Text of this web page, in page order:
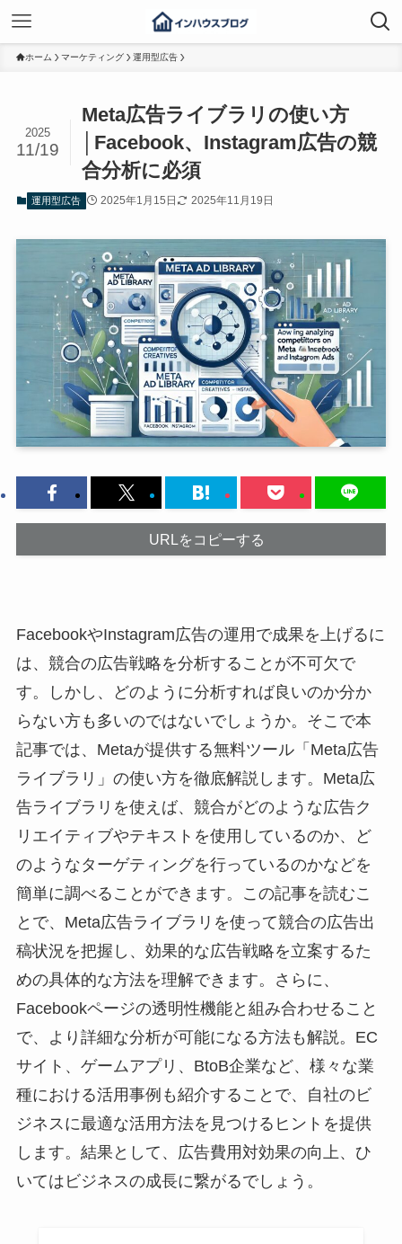
ホーム マーケティング 運用型広告
Meta広告ライブラリの使い方
│Facebook、Instagram広告の競
合分析に必須
2025
11/19
運用型広告 2025年1月15日 2025年11月19日
URLをコピーする
FacebookやInstagram広告の運用で成果を上げるに
は、競合の広告戦略を分析することが不可欠で
す。しかし、どのように分析すれば良いのか分か
らない方も多いのではないでしょうか。そこで本
記事では、Metaが提供する無料ツール「Meta広告
ライブラリ」の使い方を徹底解説します。Meta広
告ライブラリを使えば、競合がどのような広告ク
リエイティブやテキストを使用しているのか、ど
のようなターゲティングを行っているのかなどを
簡単に調べることができます。この記事を読むこ
とで、Meta広告ライブラリを使って競合の広告出
稿状況を把握し、効果的な広告戦略を立案するた
めの具体的な方法を理解できます。さらに、
Facebookページの透明性機能と組み合わせること
で、より詳細な分析が可能になる方法も解説。EC
サイト、ゲームアプリ、BtoB企業など、様々な業
種における活用事例も紹介することで、自社のビ
ジネスに最適な活用方法を見つけるヒントを提供
します。結果として、広告費用対効果の向上、ひ
いてはビジネスの成長に繋がるでしょう。